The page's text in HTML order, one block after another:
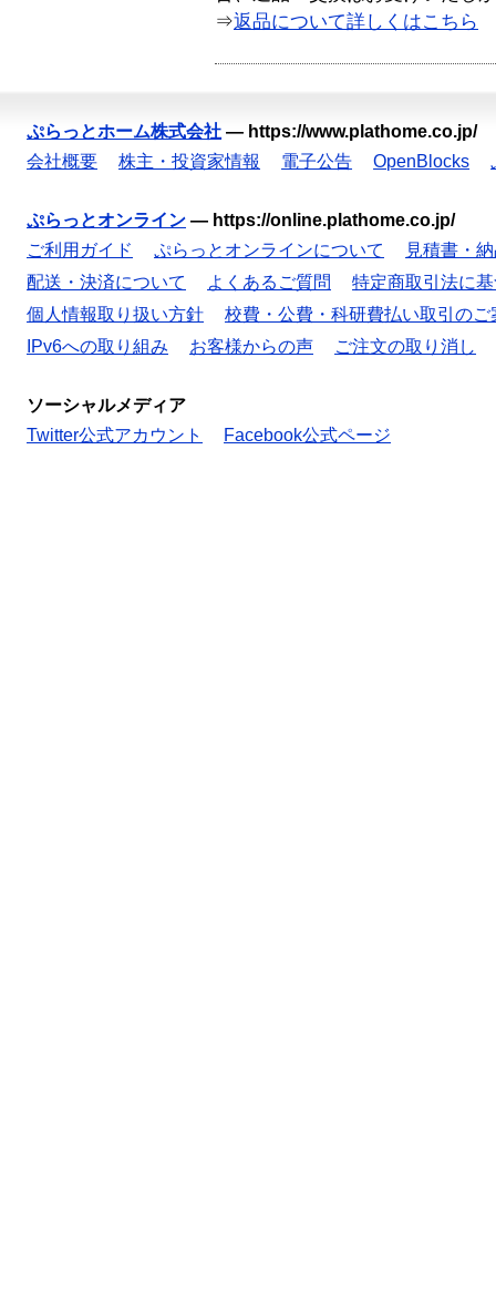
⇒返品について詳しくはこちら
ぷらっとホーム株式会社 — https://www.plathome.co.jp/
会社概要
株主・投資家情報 電子公告 OpenBlocks
ぷらっとオンライン — https://online.plathome.co.jp/
ご利用ガイド
ぷらっとオンラインについて
見積書・
配送・決済について
よくあるご質問
特定商取引法に
個人情報取り扱い方針
校費・公費・科研費払い取引のご
IPv6への取り組み
お客様からの声 ご注文の取り消し
ソーシャルメディア
Twitter公式アカウント
Facebook公式ページ